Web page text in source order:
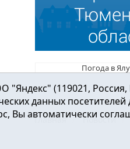
Погода в
Главная Новости
"Яндекс" (119021, Россия,
данных посетителей
Вы автоматически